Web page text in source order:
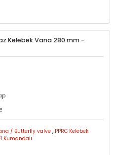
Kelebek Vana 280 mm -
/ Butterfly valve , PPRC Kelebek
Kumandalı